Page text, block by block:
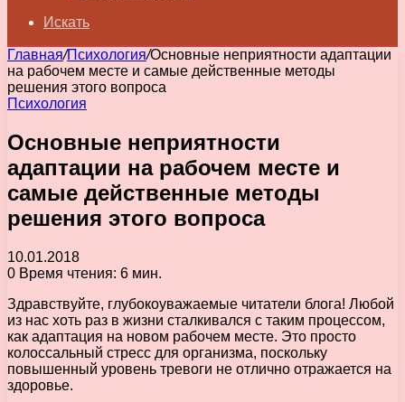
Искать
Главная/Психология/Основные неприятности адаптации
на рабочем месте и самые действенные методы
решения этого вопроса
Психология
Основные неприятности
адаптации на рабочем месте и
самые действенные методы
решения этого вопроса
10.01.2018
0 Время чтения: 6 мин.
Здравствуйте, глубокоуважаемые читатели блога! Любой
из нас хоть раз в жизни сталкивался с таким процессом,
как адаптация на новом рабочем месте. Это просто
колоссальный стресс для организма, поскольку
повышенный уровень тревоги не отлично отражается на
здоровье.